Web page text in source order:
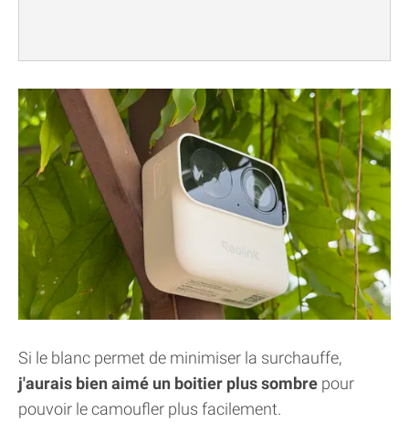
Si le blanc permet de minimiser la surchauffe,
j'aurais bien aimé un boitier plus sombre pour
pouvoir le camoufler plus facilement.